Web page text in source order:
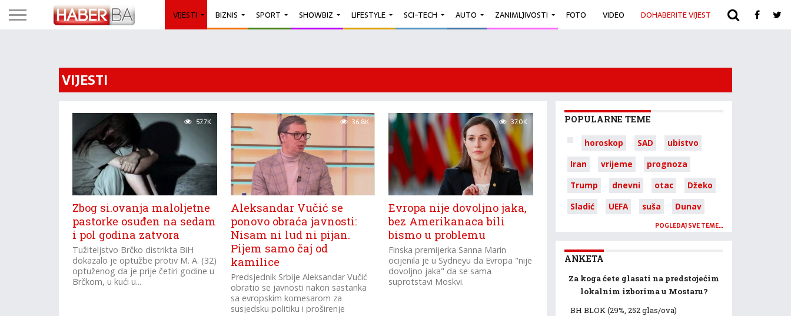
VIJESTI BIZNIS SPORT SHOWBIZ LIFESTYLE SCI-TECH AUTO ZANIMLJIVOSTI FOTO VIDEO DOHABERITE VIJEST ARHIVA
VIJESTI
57.7K
Zbog si.ovanja maloljetne
pastorke osuđen na sedam
i pol godina zatvora
Tužiteljstvo Brčko distrikta BiH
dokazalo je optužbe protiv M. A. (32)
optuženog da je prije četiri godine u
Brčkom, u kući u...
36.8K
Aleksandar Vučić se
ponovo obraća javnosti:
Nisam ni lud ni pijan.
Pijem samo čaj od
kamilice
Predsjednik Srbije Aleksandar Vučić
obratio se javnosti nakon sastanka
sa evropskim komesarom za
susjedsku politiku i proširenje
37.0K
Evropa nije dovoljno jaka,
bez Amerikanaca bili
bismo u problemu
Finska premijerka Sanna Marin
ocijenila je u Sydneyu da Evropa "nije
dovoljno jaka" da se sama
suprotstavi Moskvi.
POPULARNE TEME
horoskop SAD
ubistvo
Iran
vrijeme
prognoza
Trump
dnevni otac
Džeko
Sladić
UEFA suša Dunav
POGLEDAJ SVE TEME…
ANKETA
Za koga ćete glasati na predstojećim
lokalnim izborima u Mostaru?
BH BLOK(29%, 252 glas/ova)